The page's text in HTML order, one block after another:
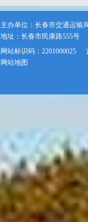
主办单位：长春市交通运输
地址：长春市民康路555号
网站标识码：2201000025
网站地图